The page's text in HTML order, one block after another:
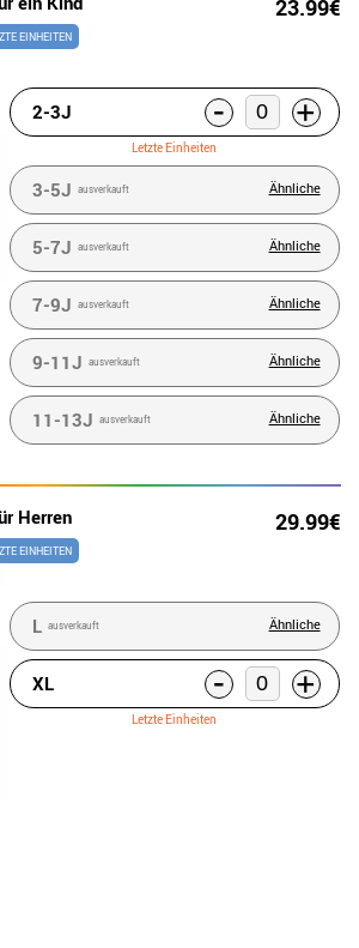
23.99€
EINHEITEN
2-3J - +
Letzte Einheiten
3-5J ausverkauft Ähnliche
5-7J ausverkauft Ähnliche
7-9J ausverkauft Ähnliche
9-11J ausverkauft Ähnliche
11-13J ausverkauft Ähnliche
Herren 29.99€
EINHEITEN
L ausverkauft Ähnliche
XL - +
Letzte Einheiten